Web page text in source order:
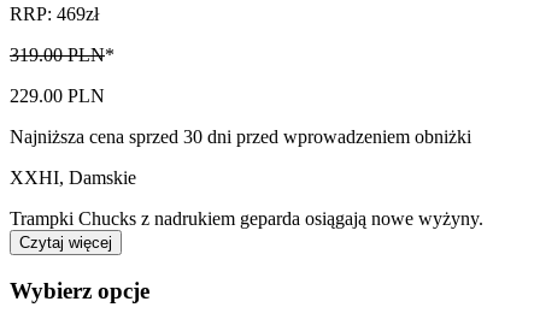
RRP: 469zł
319.00 PLN*
229.00 PLN
Najniższa cena sprzed 30 dni przed wprowadzeniem obniżki
XXHI, Damskie
Trampki Chucks z nadrukiem geparda osiągają nowe wyżyny.
Czytaj więcej
Wybierz opcje